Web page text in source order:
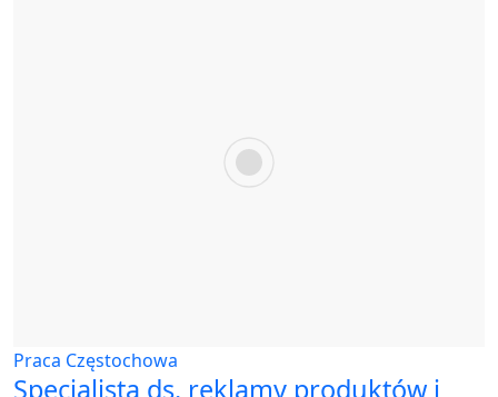
Praca Częstochowa
Specjalista ds. reklamy produktów i